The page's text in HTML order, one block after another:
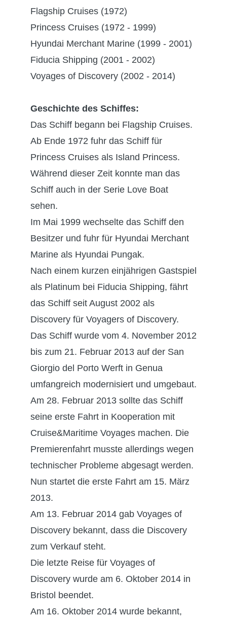
Flagship Cruises (1972)
Princess Cruises (1972 - 1999)
Hyundai Merchant Marine (1999 - 2001)
Fiducia Shipping (2001 - 2002)
Voyages of Discovery (2002 - 2014)
Geschichte des Schiffes:
Das Schiff begann bei Flagship Cruises.
Ab Ende 1972 fuhr das Schiff für
Princess Cruises als Island Princess.
Während dieser Zeit konnte man das
Schiff auch in der Serie Love Boat
sehen.
Im Mai 1999 wechselte das Schiff den
Besitzer und fuhr für Hyundai Merchant
Marine als Hyundai Pungak.
Nach einem kurzen einjährigen Gastspiel
als Platinum bei Fiducia Shipping, fährt
das Schiff seit August 2002 als
Discovery für Voyagers of Discovery.
Das Schiff wurde vom 4. November 2012
bis zum 21. Februar 2013 auf der San
Giorgio del Porto Werft in Genua
umfangreich modernisiert und umgebaut.
Am 28. Februar 2013 sollte das Schiff
seine erste Fahrt in Kooperation mit
Cruise&Maritime Voyages machen. Die
Premierenfahrt musste allerdings wegen
technischer Probleme abgesagt werden.
Nun startet die erste Fahrt am 15. März
2013.
Am 13. Februar 2014 gab Voyages of
Discovery bekannt, dass die Discovery
zum Verkauf steht.
Die letzte Reise für Voyages of
Discovery wurde am 6. Oktober 2014 in
Bristol beendet.
Am 16. Oktober 2014 wurde bekannt,